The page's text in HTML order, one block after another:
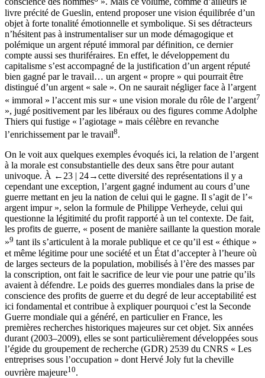
livre précité de Gueslin, entend proposer une vision équilibrée d’un
objet à forte tonalité émotionnelle et symbolique. Si ses détracteurs
n’hésitent pas à instrumentaliser sur un mode démagogique et
polémique un argent réputé immoral par définition, ce dernier
compte aussi ses thuriféraires. En effet, le développement du
capitalisme s’est accompagné de la justification d’un argent réputé
bien gagné par le travail… un argent « propre » qui pourrait être
distingué d’un argent « sale ». On ne saurait négliger face à l’argent
« immoral » l’accent mis sur « une vision morale du rôle de l’argent7
», jugé positivement par les libéraux ou des figures comme Adolphe
Thiers qui fustige « l’agiotage » mais célèbre en revanche
l’enrichissement par le travail8.
On le voit aux quelques exemples évoqués ici, la relation de l’argent
à la morale est consubstantielle des deux sans être pour autant
univoque. À ←23 | 24→cette diversité des représentations il y a
cependant une exception, l’argent gagné indument au cours d’une
guerre mettant en jeu la nation de celui qui le gagne. Il s’agit de l’«
argent impur », selon la formule de Philippe Verheyde, celui qui
questionne la légitimité du profit rapporté à un tel contexte. De fait,
les profits de guerre, « posent de manière saillante la question morale
»9 tant ils s’articulent à la morale publique et ce qu’il est « éthique »
et même légitime pour une société et un État d’accepter à l’heure où
de larges secteurs de la population, mobilisés à l’ère des masses par
la conscription, ont fait le sacrifice de leur vie pour une patrie qu’ils
avaient à défendre. Le poids des guerres mondiales dans la prise de
conscience des profits de guerre et du degré de leur acceptabilité est
ici fondamental et contribue à expliquer pourquoi c’est la Seconde
Guerre mondiale qui a généré, en particulier en France, les
premières recherches historiques majeures sur cet objet. Six années
durant (2003–2009), elles se sont particulièrement développées sous
l’égide du groupement de recherche (GDR) 2539 du CNRS « Les
entreprises sous l’occupation » dont Hervé Joly fut la cheville
ouvrière majeure10.